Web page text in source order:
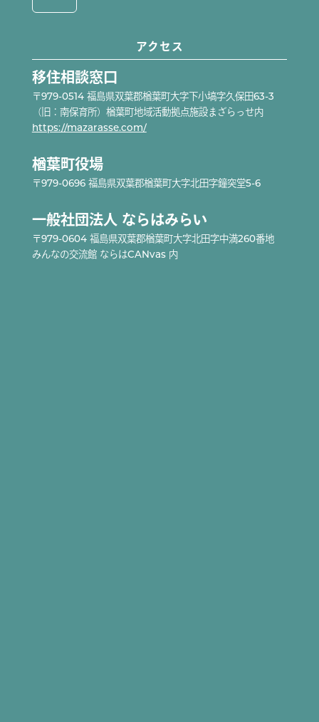
アクセス
移住相談窓口
〒979-0514 福島県双葉郡楢葉町大字下小塙字久保田63-3
（旧：南保育所）楢葉町地域活動拠点施設まざらっせ内
https://mazarasse.com/
楢葉町役場
〒979-0696 福島県双葉郡楢葉町大字北田字鐘突堂5-6
一般社団法人 ならはみらい
〒979-0604 福島県双葉郡楢葉町大字北田字中満260番地
みんなの交流館 ならはCANvas 内